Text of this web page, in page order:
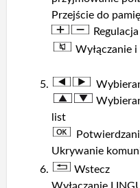
Przejście do
Wyłączanie
list
Ukrywanie
Wstecz